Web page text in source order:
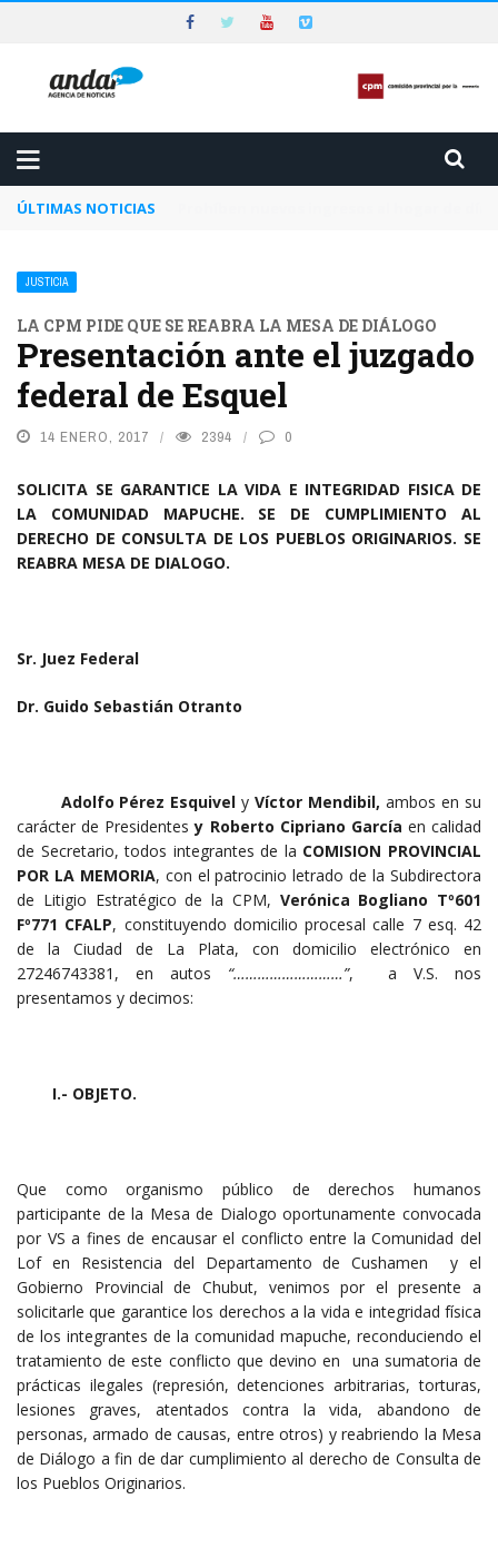
ÚLTIMAS NOTICIAS
JUSTICIA
LA CPM PIDE QUE SE REABRA LA MESA DE DIÁLOGO
Presentación ante el juzgado
federal de Esquel
14 ENERO, 2017 2394 0
SOLICITA SE GARANTICE LA VIDA E INTEGRIDAD FISICA DE
LA COMUNIDAD MAPUCHE. SE DE CUMPLIMIENTO AL
DERECHO DE CONSULTA DE LOS PUEBLOS ORIGINARIOS. SE
REABRA MESA DE DIALOGO.
Sr. Juez Federal
Dr. Guido Sebastián Otranto
Adolfo Pérez Esquively Víctor Mendibil,ambos en su
carácter de Presidentes y Roberto Cipriano García en calidad
de Secretario, todos integrantes de la COMISION PROVINCIAL
POR LA MEMORIA, con el patrocinio letrado de la Subdirectora
de Litigio Estratégico de la CPM, Verónica Bogliano Tº601
Fº771 CFALP, constituyendo domicilio procesal calle 7 esq. 42
de la Ciudad de La Plata, con domicilio electrónico en
27246743381, en autos “………………………”, a V.S. nos
presentamos y decimos:
I.- OBJETO.
Que como organismo público de derechos humanos
participante de la Mesa de Dialogo oportunamente convocada
por VS a fines de encausar el conflicto entre la Comunidad del
Lof en Resistencia del Departamento de Cushamen y el
Gobierno Provincial de Chubut, venimos por el presente a
solicitarle que garantice los derechos a la vida e integridad física
de los integrantes de la comunidad mapuche, reconduciendo el
tratamiento de este conflicto que devino en una sumatoria de
prácticas ilegales (represión, detenciones arbitrarias, torturas,
lesiones graves, atentados contra la vida, abandono de
personas, armado de causas, entre otros) y reabriendo la Mesa
de Diálogo a fin de dar cumplimiento al derecho de Consulta de
los Pueblos Originarios.